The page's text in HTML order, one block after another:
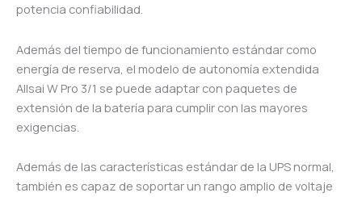
potencia confiabilidad.
Además del tiempo de funcionamiento estándar como
energía de reserva, el modelo de autonomía extendida
Allsai W Pro 3/1 se puede adaptar con paquetes de
extensión de la batería para cumplir con las mayores
exigencias.
Además de las características estándar de la UPS normal,
también es capaz de soportar un rango amplio de voltaje